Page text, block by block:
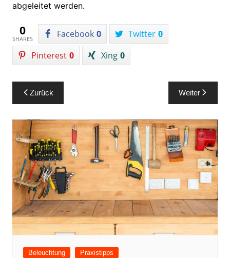
abgeleitet werden.
0
SHARES Facebook 0 Twitter 0
Pinterest 0 Xing 0
Beitragsnavigation
Zurück Weiter
Beleuchtung Praxistipps